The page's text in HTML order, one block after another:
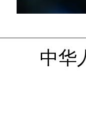
中华